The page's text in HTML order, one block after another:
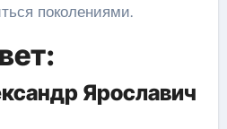
поколениями.
Ярославич